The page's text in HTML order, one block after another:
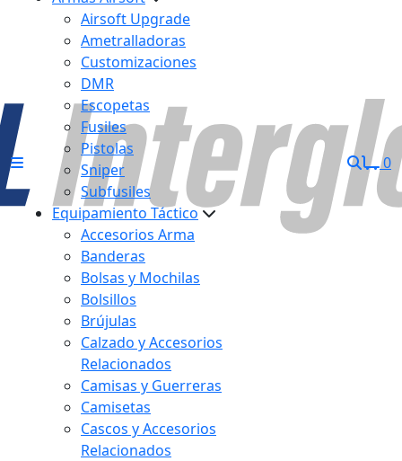
Airsoft Upgrade
Ametralladoras
Customizaciones
DMR
Escopetas
Fusiles
Pistolas
Sniper
Subfusiles
Equipamiento Táctico
Accesorios Arma
Banderas
Bolsas y Mochilas
Bolsillos
Brújulas
Calzado y Accesorios
Relacionados
Camisas y Guerreras
Camisetas
Cascos y Accesorios
Relacionados
0